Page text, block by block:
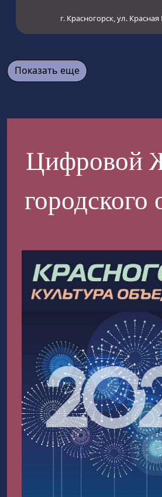
г. Красногорск, ул. Красная
Показать еще
Цифровой
городского